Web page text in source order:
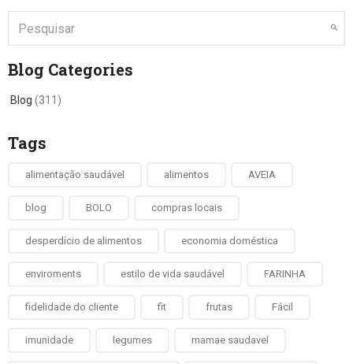
Blog Categories
Blog (311)
Tags
alimentação saudável alimentos AVEIA
blog BOLO compras locais
desperdício de alimentos economia doméstica
enviroments estilo de vida saudável FARINHA
fidelidade do cliente fit frutas Fácil
imunidade legumes mamae saudavel